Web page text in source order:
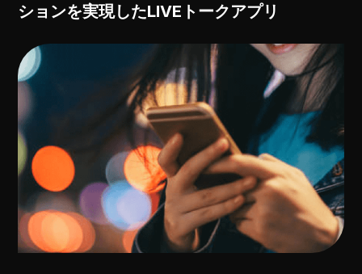
ションを実現したLIVEトークアプリ